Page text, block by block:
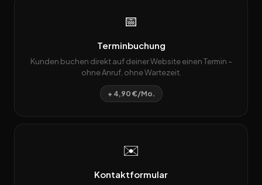
📅
Terminbuchung
Kunden buchen direkt auf deiner Website einen Termin –
ohne Anruf, ohne Wartezeit.
+ 4,90 €/Mo.
✉️
Kontaktformular